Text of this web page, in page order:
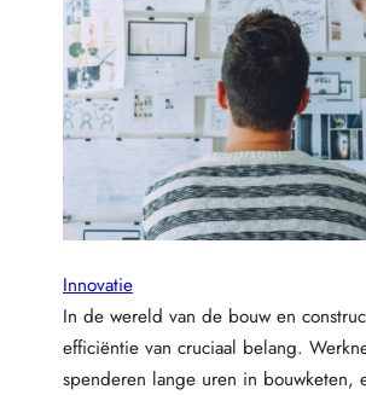
Innovatie
In de wereld van de bouw en
efficiëntie van cruciaal belang.
spenderen lange uren in bouwketen,